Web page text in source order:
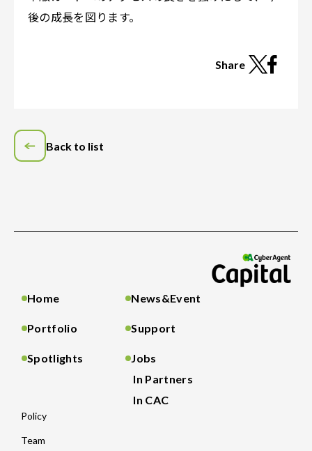
後の成長を図ります。
Share
Back to list
Home
Portfolio
Spotlights
News&Event
Support
Jobs
In Partners
In CAC
Policy
Team